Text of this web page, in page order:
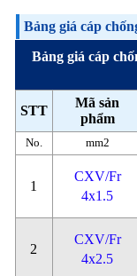
Bảng giá cáp
Bảng giá cáp
STT
Mã sản
phẩm
No. mm2
1
CXV/Fr
4x1.5
2
CXV/Fr
4x2.5